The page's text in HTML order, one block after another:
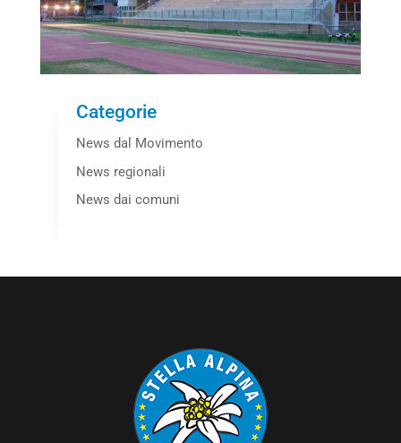
Categorie
News dal Movimento
News regionali
News dai comuni